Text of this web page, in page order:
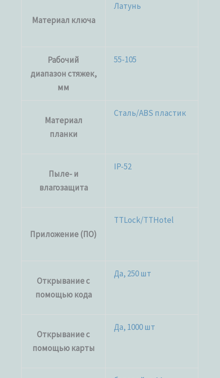
Материал ключа
Латунь
Рабочий
диапазон стяжек,
мм
55-105
Материал
планки
Сталь/ABS пластик
Пыле- и
влагозащита
IP-52
Приложение (ПО)
TTLock/TTHotel
Открывание с
помощью кода
Да, 250 шт
Открывание с
помощью карты
Да, 1000 шт